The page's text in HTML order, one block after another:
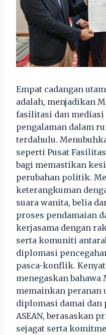
Empat cadangan
adalah, menjadikan
fasilitasi dan
pengalaman dalam
terdahulu.
seperti Pusat
bagi memastikan
perubahan politik.
keterangkuman
suara wanita, belia
proses pendamaian
kerjasama dengan
serta komuniti
diplomasi
pasca-konflik.
menegaskan bahawa
memainkan peranan
diplomasi damai dan
ASEAN, berasaskan
sejagat serta